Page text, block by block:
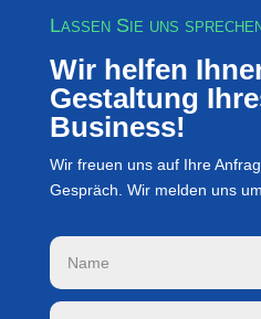
Lassen Sie uns
Wir helfen
Gestaltung
Business!
Wir freuen uns auf Ihre
Gespräch. Wir melden uns